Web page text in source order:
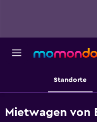
Standorte
Mietwagen von